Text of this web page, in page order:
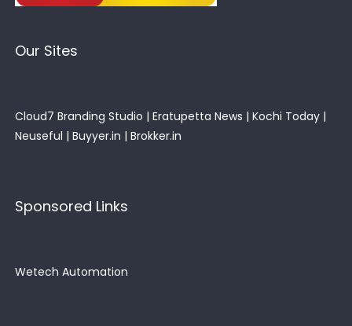
Our Sites
Cloud7 Branding Studio | Eratupetta News | Kochi Today |
Neuseful | Buyyer.in | Brokker.in
Sponsored Links
Wetech Automation